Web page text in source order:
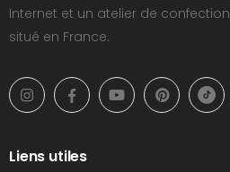
Internet et un atelier de confection
situé en France.
Liens utiles